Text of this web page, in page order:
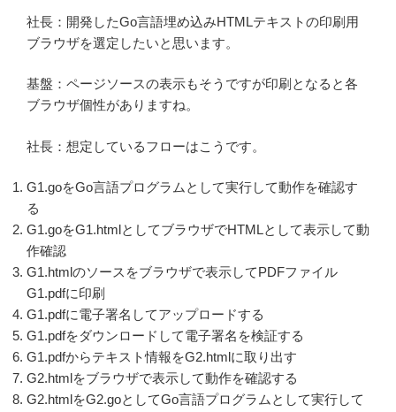
社長：開発したGo言語埋め込みHTMLテキストの印刷用
ブラウザを選定したいと思います。
基盤：ページソースの表示もそうですが印刷となると各
ブラウザ個性がありますね。
社長：想定しているフローはこうです。
G1.goをGo言語プログラムとして実行して動作を確認す
る
G1.goをG1.htmlとしてブラウザでHTMLとして表示して動
作確認
G1.htmlのソースをブラウザで表示してPDFファイル
G1.pdfに印刷
G1.pdfに電子署名してアップロードする
G1.pdfをダウンロードして電子署名を検証する
G1.pdfからテキスト情報をG2.htmlに取り出す
G2.htmlをブラウザで表示して動作を確認する
G2.htmlをG2.goとしてGo言語プログラムとして実行して